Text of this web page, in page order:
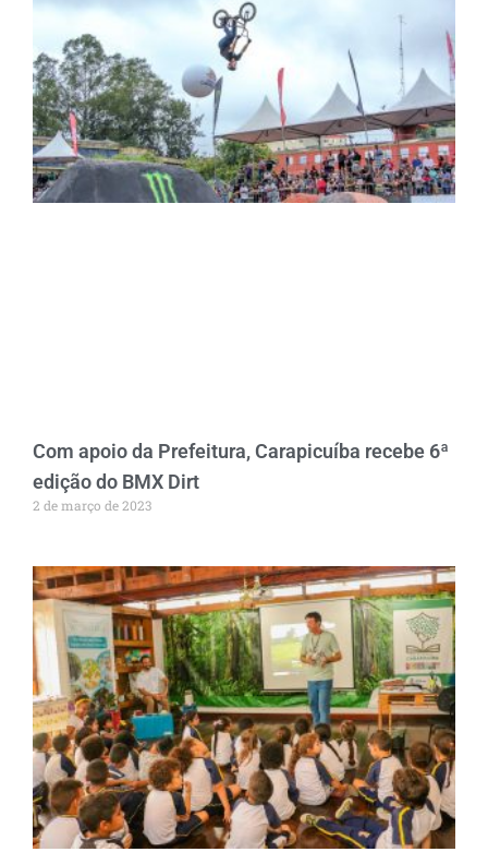
Com apoio da Prefeitura, Carapicuíba recebe 6ª
edição do BMX Dirt
2 de março de 2023